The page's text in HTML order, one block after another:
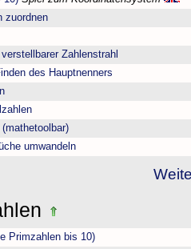
zuordnen
Zahlenstrahl
des Hauptnenners
umwandeln
Primzahlen bis 10)